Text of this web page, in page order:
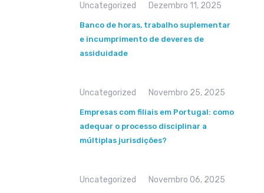
Uncategorized Dezembro 11, 2025
Banco de horas, trabalho suplementar
e incumprimento de deveres de
assiduidade
Uncategorized Novembro 25, 2025
Empresas com filiais em Portugal: como
adequar o processo disciplinar a
múltiplas jurisdições?
Uncategorized Novembro 06, 2025